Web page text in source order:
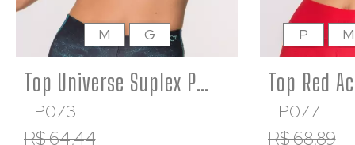
Top Universe Suplex Premium Feminino Academia Fitness
TP073
R$ 64,44
M G
TP077
R$ 68,89
P M